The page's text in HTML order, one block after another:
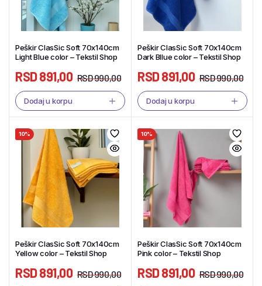
Peškir ClasSic Soft 70x140cm
Light Blue color – Tekstil Shop
RSD990,00
RSD891,00
Dodaj u korpu
Peškir ClasSic Soft 70x140cm
Dark Bllue color – Tekstil Shop
RSD990,00
RSD891,00
Dodaj u korpu
10%
Peškir ClasSic Soft 70x140cm
Yellow color – Tekstil Shop
RSD990,00
RSD891,00
10%
Peškir ClasSic Soft 70x140cm
Pink color – Tekstil Shop
RSD990,00
RSD891,00